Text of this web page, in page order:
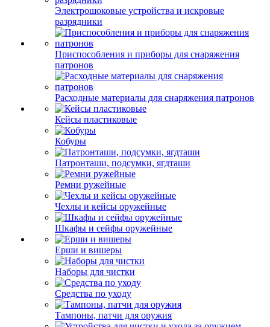
Электрошоковые устройства и искровые
разрядники
Приспособления и приборы для снаряжения
патронов
Расходные материалы для снаряжения патронов
Кейсы пластиковые
Кобуры
Патронташи, подсумки, ягдташи
Ремни ружейные
Чехлы и кейсы оружейные
Шкафы и сейфы оружейные
Ерши и вишеры
Наборы для чистки
Средства по уходу
Тампоны, патчи для оружия